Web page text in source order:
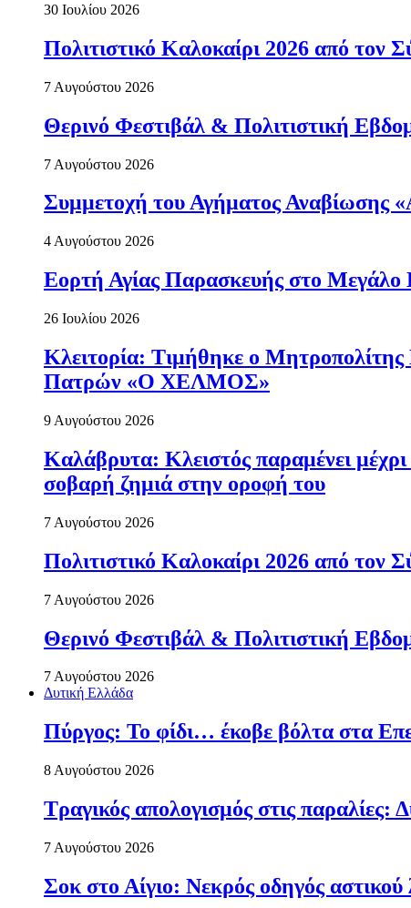
30 Ιουλίου 2026
Πολιτιστικό Καλοκαίρι 2026 από
7 Αυγούστου 2026
Θερινό Φεστιβάλ & Πολιτιστική
7 Αυγούστου 2026
Συμμετοχή του Αγήματος Αναβίωσης
4 Αυγούστου 2026
Εορτή Αγίας Παρασκευής στο Μεγάλο
26 Ιουλίου 2026
Κλειτορία: Τιμήθηκε ο Μητροπολίτης
Πατρών «Ο ΧΕΛΜΟΣ»
9 Αυγούστου 2026
Καλάβρυτα: Κλειστός παραμένει
σοβαρή ζημιά στην οροφή του
7 Αυγούστου 2026
Πολιτιστικό Καλοκαίρι 2026 από
7 Αυγούστου 2026
Θερινό Φεστιβάλ & Πολιτιστική
7 Αυγούστου 2026
Δυτική Ελλάδα
Πύργος: Το φίδι… έκοβε βόλτα στα
8 Αυγούστου 2026
Τραγικός απολογισμός στις παραλίες:
7 Αυγούστου 2026
Σοκ στο Αίγιο: Νεκρός οδηγός